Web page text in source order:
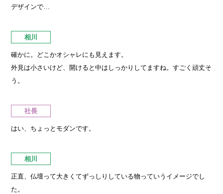
デザインで…
相川
確かに。どこかオシャレにも見えます。
外見は小さいけど、開けると中はしっかりしてますね。すごく頑丈そ
う。
社長
はい、ちょっとモダンです。
相川
正直、仏壇って大きくてずっしりしている物っていうイメージでし
た。